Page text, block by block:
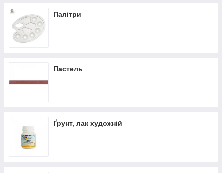
Палітри
Пастель
Ґрунт, лак художній